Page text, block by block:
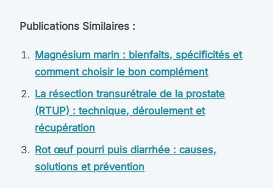
Publications Similaires :
Magnésium marin : bienfaits, spécificités et
comment choisir le bon complément
La résection transurétrale de la prostate
(RTUP) : technique, déroulement et
récupération
Rot œuf pourri puis diarrhée : causes,
solutions et prévention